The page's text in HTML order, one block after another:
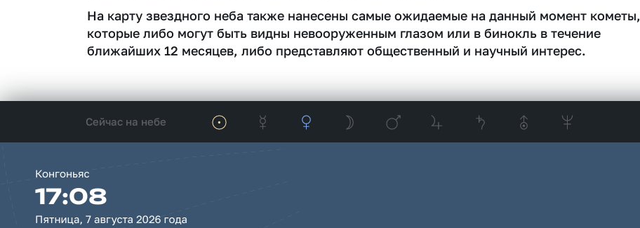
На карту звездного неба также нанесены самые ожидаемые на данный момент кометы,
которые либо могут быть видны невооруженным глазом или в бинокль в течение
ближайших 12 месяцев, либо представляют общественный и научный интерес.
Сейчас на небе